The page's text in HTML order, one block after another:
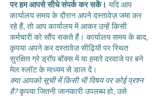
पर हम आपसे सीधे संपर्क कर सकें। यदि आप
कार्यालय समय के दौरान अपने दस्तावेज़ जमा कर
रहे हैं, तो आप कार्यालय में आकर उन्हें किसी
कर्मचारी को सौंप सकते हैं। कार्यालय समय के बाद,
कृपया अपने कर दस्तावेज़ सीढ़ियों पर स्थित
सुरक्षित ग्रे ड्रॉप बॉक्स में या हमारे दरवाजे पर बने
मेल स्लॉट के माध्यम से डाल दें।
क्या आपको सूची में किसी भी विषय पर कोई प्रश्न
है?कृपया जितनी जानकारी उपलब्ध हो, उसे